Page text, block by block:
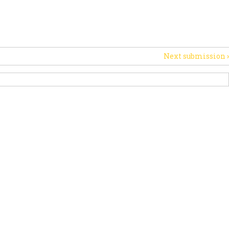
Next submission ›